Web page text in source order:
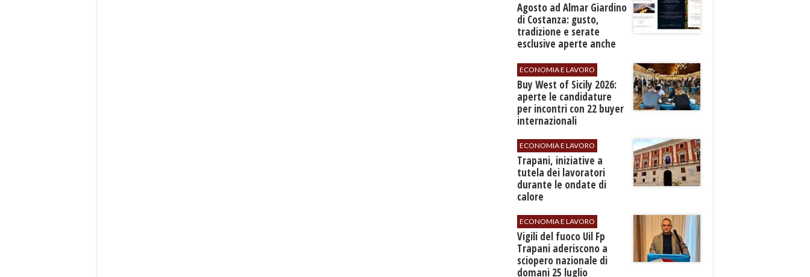
Agosto ad Almar Giardino
di Costanza: gusto,
tradizione e serate
esclusive aperte anche
ECONOMIA E LAVORO
Buy West of Sicily 2026:
aperte le candidature
per incontri con 22 buyer
internazionali
ECONOMIA E LAVORO
​Trapani, iniziative a
tutela dei lavoratori
durante le ondate di
calore
ECONOMIA E LAVORO
​Vigili del fuoco Uil Fp
Trapani aderiscono a
sciopero nazionale di
domani 25 luglio